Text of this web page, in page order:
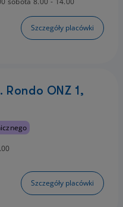
Szczegóły placówki
ONZ 1,
Szczegóły placówki